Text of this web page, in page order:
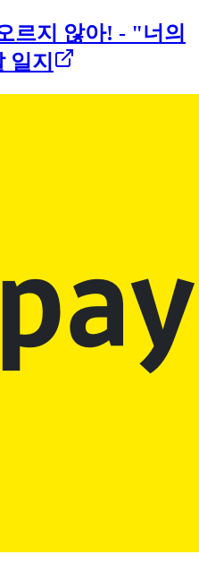
르지 않아! - "너의
일지